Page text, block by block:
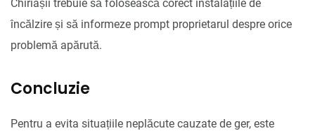
Chiriașii trebuie să folosească corect instalațiile de
încălzire și să informeze prompt proprietarul despre orice
problemă apărută.
Concluzie
Pentru a evita situațiile neplăcute cauzate de ger, este